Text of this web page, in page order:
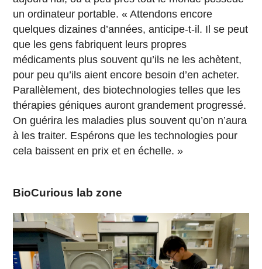
un ordinateur portable. « Attendons encore
quelques dizaines d’années, anticipe-t-il. Il se peut
que les gens fabriquent leurs propres
médicaments plus souvent qu’ils ne les achètent,
pour peu qu’ils aient encore besoin d’en acheter.
Parallèlement, des biotechnologies telles que les
thérapies géniques auront grandement progressé.
On guérira les maladies plus souvent qu’on n’aura
à les traiter. Espérons que les technologies pour
cela baissent en prix et en échelle. »
BioCurious lab zone